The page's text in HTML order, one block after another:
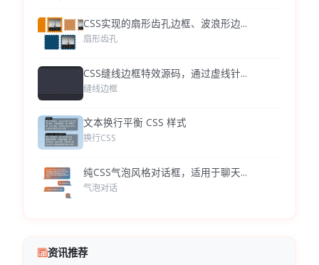
CSS实现的扇形齿孔边框、波浪形边...
扇形齿孔
CSS缝线边框特效源码，通过虚线针...
缝线边框
文本换行平衡 CSS 样式
换行CSS
纯CSS气泡风格对话框，适用于聊天...
气泡对话
资讯推荐